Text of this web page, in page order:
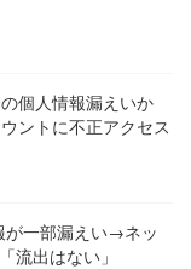
個人情報漏えいか
ントに不正アクセス
が一部漏えい→ネッ
流出はない」